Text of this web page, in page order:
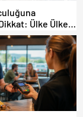
Ülke Ülke
Kuralları,
Hız Limitleri